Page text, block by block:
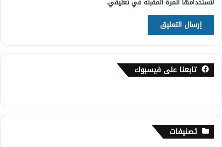
تابعنا على فيسبوك
تصنيفات